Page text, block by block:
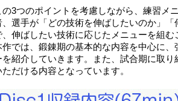
の3つのポイントを考慮しながら、練習メ
、選手が「どの技術を伸ばしたいのか」
、伸ばしたい技術に応じたメニューを組む
作では、鍛錬期の基本的な内容を中心に
を紹介していきます。また、試合期に取
ただける内容となっています。